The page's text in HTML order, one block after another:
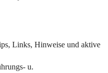
Links, Hinweise und aktive
u.